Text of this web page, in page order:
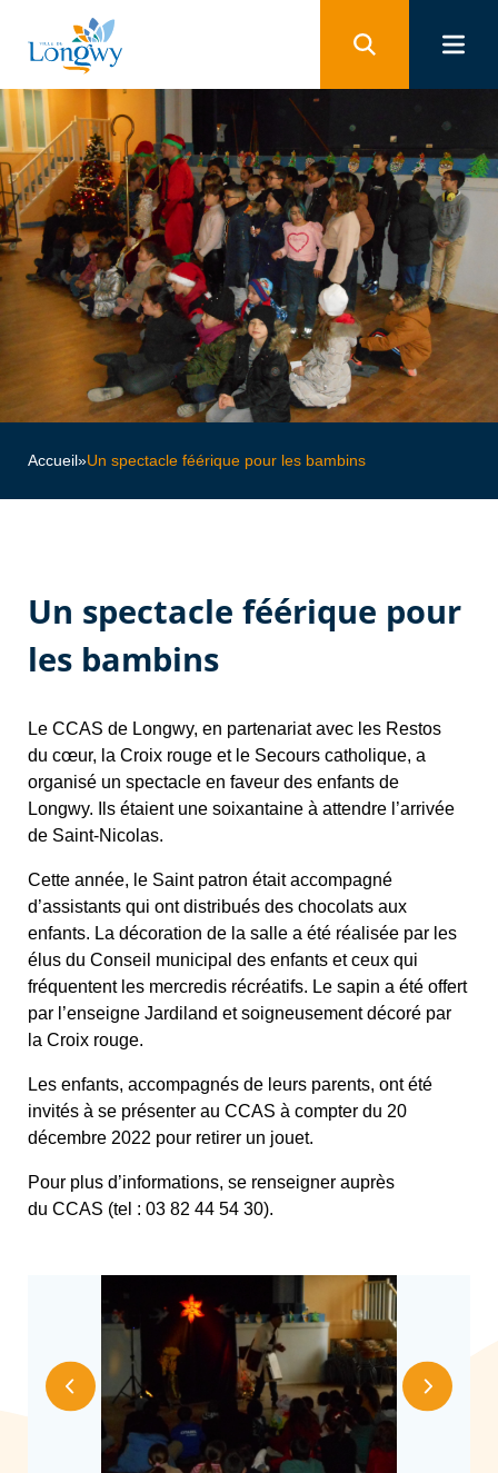
Accueil»Un spectacle féérique pour les bambins
Un spectacle féérique pour
les bambins
Le CCAS de Longwy, en partenariat avec les Restos
du cœur, la Croix rouge et le Secours catholique, a
organisé un spectacle en faveur des enfants de
Longwy. Ils étaient une soixantaine à attendre l’arrivée
de Saint-Nicolas.
Cette année, le Saint patron était accompagné
d’assistants qui ont distribués des chocolats aux
enfants. La décoration de la salle a été réalisée par les
élus du Conseil municipal des enfants et ceux qui
fréquentent les mercredis récréatifs. Le sapin a été offert
par l’enseigne Jardiland et soigneusement décoré par
la Croix rouge.
Les enfants, accompagnés de leurs parents, ont été
invités à se présenter au CCAS à compter du 20
décembre 2022 pour retirer un jouet.
Pour plus d’informations, se renseigner auprès
du CCAS (tel : 03 82 44 54 30).
Panneau de gestion des cookies